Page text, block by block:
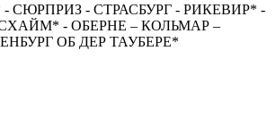
СЮРПРИЗ - СТРАСБУРГ - РИКЕВИР* -
- ОБЕРНЕ – КОЛЬМАР –
ОБ ДЕР ТАУБЕРЕ*